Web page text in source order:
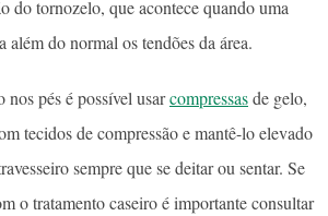
do tornozelo, que acontece quando uma
além do normal os tendões da área.
nos pés é possível usarcompressasde gelo,
tecidos de compressão e mantê-lo elevado
sempre que se deitar ou sentar. Se
o tratamento caseiro é importante consultar